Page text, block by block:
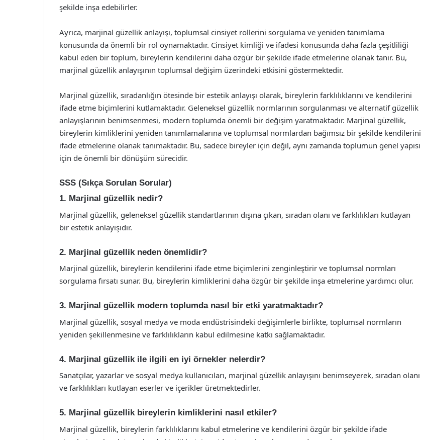
şekilde inşa edebilirler.
Ayrıca, marjinal güzellik anlayışı, toplumsal cinsiyet rollerini sorgulama ve yeniden tanımlama
konusunda da önemli bir rol oynamaktadır. Cinsiyet kimliği ve ifadesi konusunda daha fazla çeşitliliği
kabul eden bir toplum, bireylerin kendilerini daha özgür bir şekilde ifade etmelerine olanak tanır. Bu,
marjinal güzellik anlayışının toplumsal değişim üzerindeki etkisini göstermektedir.
Marjinal güzellik, sıradanlığın ötesinde bir estetik anlayışı olarak, bireylerin farklılıklarını ve kendilerini
ifade etme biçimlerini kutlamaktadır. Geleneksel güzellik normlarının sorgulanması ve alternatif güzellik
anlayışlarının benimsenmesi, modern toplumda önemli bir değişim yaratmaktadır. Marjinal güzellik,
bireylerin kimliklerini yeniden tanımlamalarına ve toplumsal normlardan bağımsız bir şekilde kendilerini
ifade etmelerine olanak tanımaktadır. Bu, sadece bireyler için değil, aynı zamanda toplumun genel yapısı
için de önemli bir dönüşüm sürecidir.
SSS (Sıkça Sorulan Sorular)
1. Marjinal güzellik nedir?
Marjinal güzellik, geleneksel güzellik standartlarının dışına çıkan, sıradan olanı ve farklılıkları kutlayan
bir estetik anlayışıdır.
2. Marjinal güzellik neden önemlidir?
Marjinal güzellik, bireylerin kendilerini ifade etme biçimlerini zenginleştirir ve toplumsal normları
sorgulama fırsatı sunar. Bu, bireylerin kimliklerini daha özgür bir şekilde inşa etmelerine yardımcı olur.
3. Marjinal güzellik modern toplumda nasıl bir etki yaratmaktadır?
Marjinal güzellik, sosyal medya ve moda endüstrisindeki değişimlerle birlikte, toplumsal normların
yeniden şekillenmesine ve farklılıkların kabul edilmesine katkı sağlamaktadır.
4. Marjinal güzellik ile ilgili en iyi örnekler nelerdir?
Sanatçılar, yazarlar ve sosyal medya kullanıcıları, marjinal güzellik anlayışını benimseyerek, sıradan olanı
ve farklılıkları kutlayan eserler ve içerikler üretmektedirler.
5. Marjinal güzellik bireylerin kimliklerini nasıl etkiler?
Marjinal güzellik, bireylerin farklılıklarını kabul etmelerine ve kendilerini özgür bir şekilde ifade